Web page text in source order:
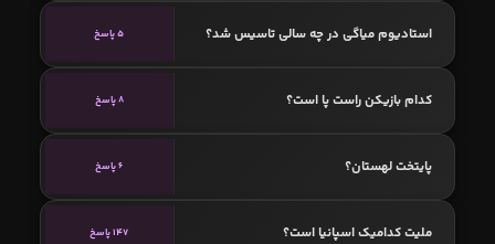
استادیوم میاگی در چه سالی تاسیس شد؟ 5 پاسخ
کدام بازیکن راست پا است؟ 8 پاسخ
پایتخت لهستان؟ 6 پاسخ
ملیت کدامیک اسپانیا است؟ 147 پاسخ